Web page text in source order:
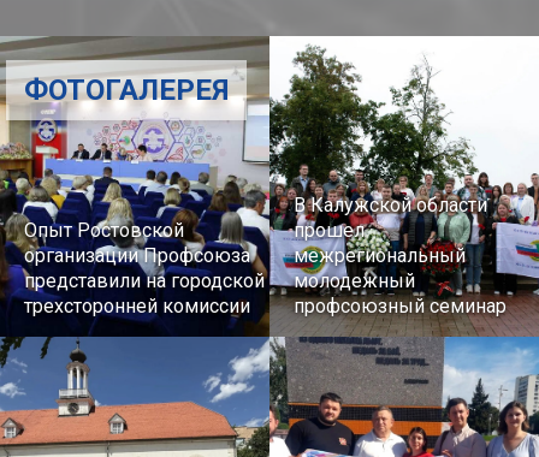
Опыт Ростовской
организации Профсоюза
представили на городской
трехсторонней комиссии
В Калужской области
прошел
межрегиональный
молодежный
профсоюзный семинар
ФОТОГАЛЕРЕЯ